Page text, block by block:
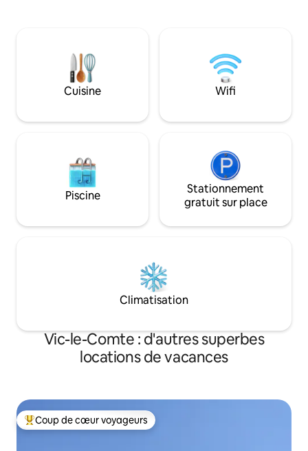
etc. Vous pouvez également garer votre
voiture gratuitement dans les rues
autour du logement.
escapade à deux,
ou pour un séjour
Cuisine Wifi
Piscine
Stationnement
gratuit sur place
Climatisation
Vic-le-Comte : d'autres superbes
locations de vacances
Coups de cœur voyageurs les plus appréciés
Coup de cœur voyageurs